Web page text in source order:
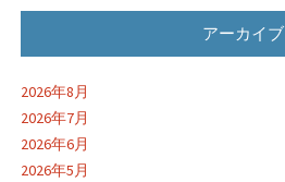
アーカイブ
2026年8月
2026年7月
2026年6月
2026年5月